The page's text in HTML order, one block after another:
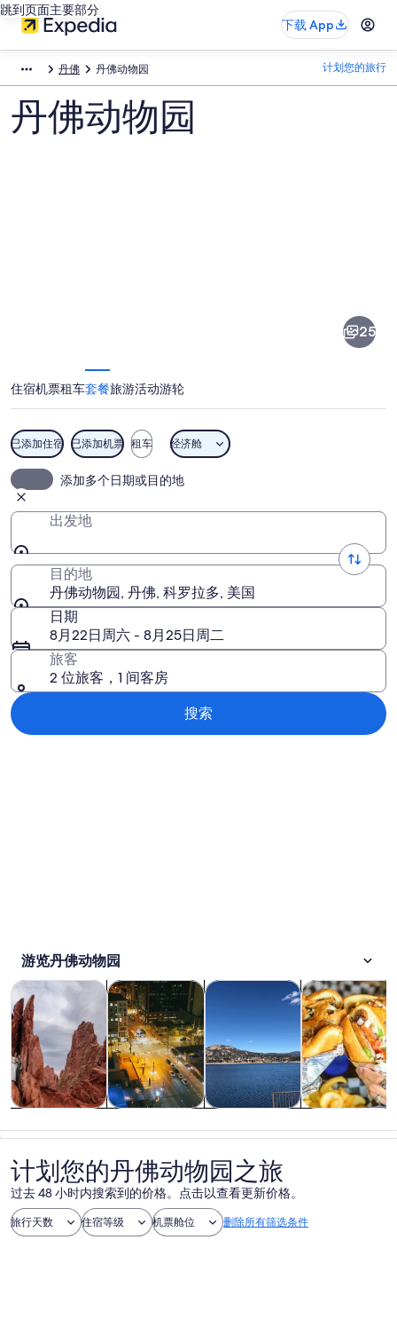
跳到页面主要部分
下载 App
丹佛 丹佛动物园 计划您的旅行
丹佛动物园
园
图
片
25
住宿机票租车套餐旅游活动游轮
已添加住宿 已添加机票 租车 经济舱
添加多个日期或目的地
出发地
目的地
丹佛动物园, 丹佛, 科罗拉多, 美国
日期
8月22日周六 - 8月25日周二
旅客
2 位旅客，1 间客房
搜索
游览丹佛动物园
观光一日游在新标签页中打开
历史和文化在新标签页中打开
户外探险 在新标签页中打开
餐饮和夜生活
计划您的丹佛动物园之旅
过去 48 小时内搜索到的价格。点击以查看更新价格。
旅行天数 住宿等级 机票舱位 删除所有筛选条件